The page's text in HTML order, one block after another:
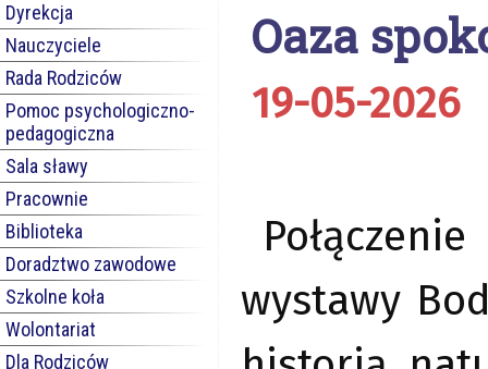
Dyrekcja
Nauczyciele
Rada Rodziców
Pomoc psychologiczno-
pedagogiczna
Sala sławy
Pracownie
Biblioteka
Doradztwo zawodowe
Szkolne koła
Wolontariat
Dla Rodziców
Oaza
19-05-2026
wystawy